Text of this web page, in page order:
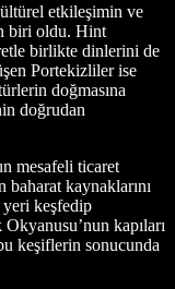
etkileşimin ve
biri oldu. Hint
birlikte dinlerini de
Portekizliler ise
doğmasına
doğrudan
mesafeli ticaret
baharat kaynaklarını
yeri keşfedip
kapıları
keşiflerin sonucunda